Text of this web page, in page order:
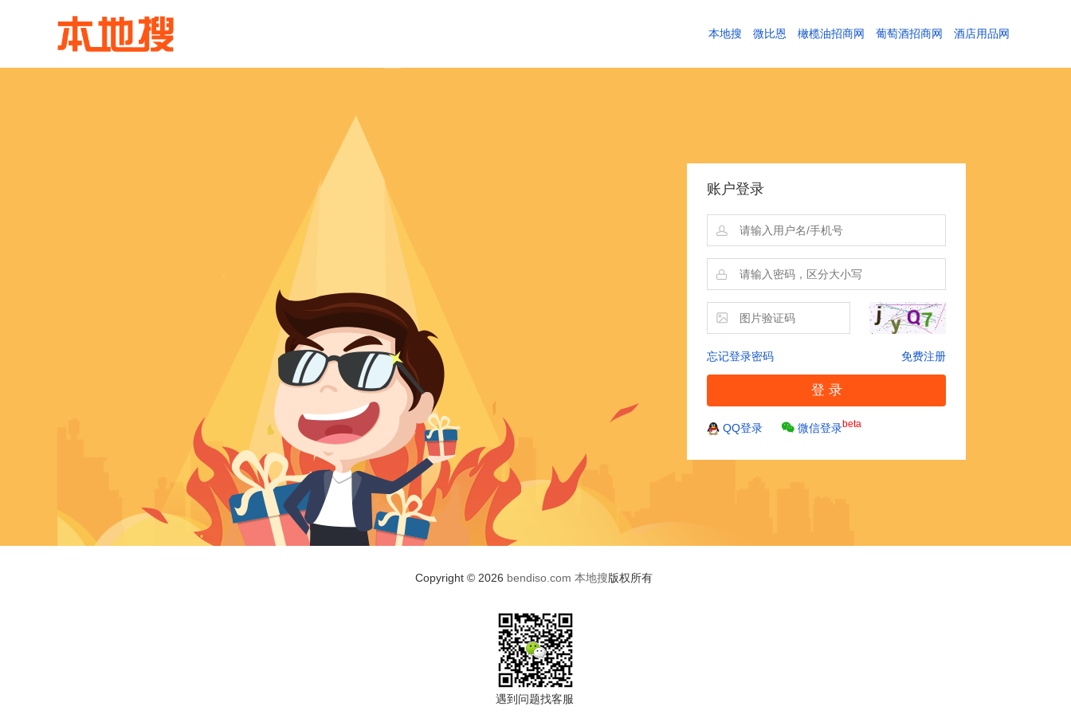
本地搜 微比恩 橄榄油招商网 葡萄酒招商网 酒店用品网
账户登录
忘记登录密码 免费注册
QQ登录 微信登录beta
Copyright © 2026 bendiso.com 本地搜版权所有
遇到问题找客服